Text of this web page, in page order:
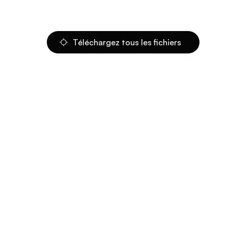
Téléchargez tous les fichiers